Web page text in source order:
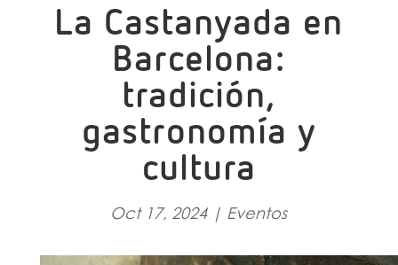
La Castanyada en
Barcelona:
tradición,
gastronomía y
cultura
Oct 17, 2024| Eventos